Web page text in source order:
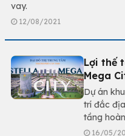
vay.
12/08/2021
Lợi thế
Mega
Dự án
trí đắc
tầng
lành. Từ
16/05/